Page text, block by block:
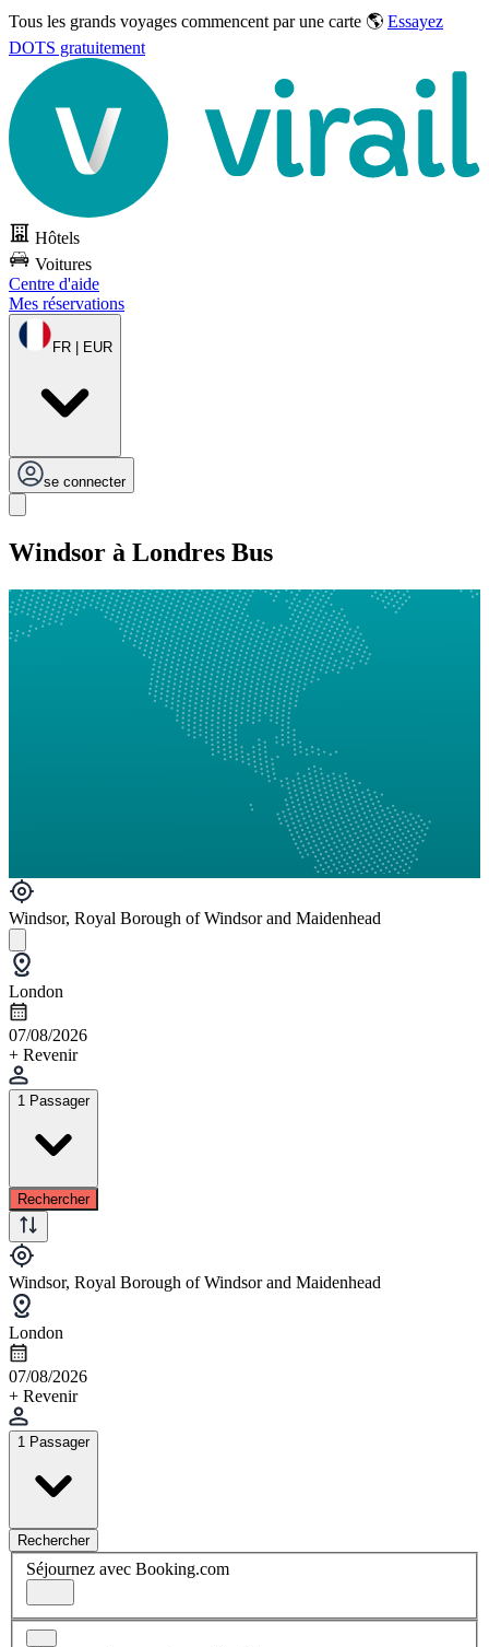
Tous les grands voyages commencent par une carte 🌎 Essayez
DOTS gratuitement
Hôtels
Voitures
Centre d'aide
Mes réservations
FR | EUR
se connecter
Windsor à Londres Bus
Windsor, Royal Borough of Windsor and Maidenhead
London
07/08/2026
+ Revenir
1 Passager
Rechercher
Windsor, Royal Borough of Windsor and Maidenhead
London
07/08/2026
+ Revenir
1 Passager
Rechercher
Séjournez avec Booking.com